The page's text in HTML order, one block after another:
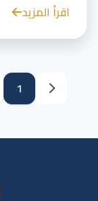
اقرأ المزيد
1